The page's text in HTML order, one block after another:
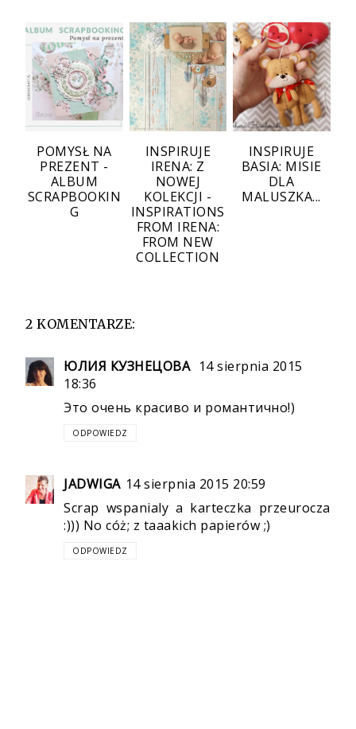
POMYSŁ NA
PREZENT -
ALBUM
SCRAPBOOKIN
G
INSPIRUJE
IRENA: Z
NOWEJ
KOLEKCJI -
INSPIRATIONS
FROM IRENA:
FROM NEW
COLLECTION
INSPIRUJE
BASIA: MISIE
DLA
MALUSZKA...
2 KOMENTARZE:
ЮЛИЯ КУЗНЕЦОВА 14 sierpnia 2015
18:36
Это очень красиво и романтично!)
ODPOWIEDZ
JADWIGA 14 sierpnia 2015 20:59
Scrap wspanialy a karteczka przeurocza
:))) No cóż; z taaakich papierów ;)
ODPOWIEDZ